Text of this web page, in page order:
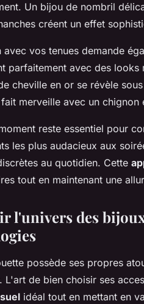
Un bijou de nombril
créent un effet
avec vos tenues demande
parfaitement avec des looks
cheville en or se révèle
merveille avec un chignon
reste essentiel pour
les plus audacieux aux
au quotidien. Cette
tout en maintenant une
l'univers des
possède ses propres
L'art de bien choisir ses
idéal tout en mettant en